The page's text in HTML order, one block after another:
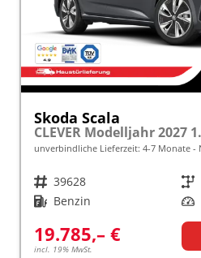
Skoda Scala
unverbindliche Lieferzeit: 4-7 Monate
Fahrzeugnr. 39628 Getriebe
Kraftstoff Benzin Leistung
19.785,– €
incl. 19% MwSt.